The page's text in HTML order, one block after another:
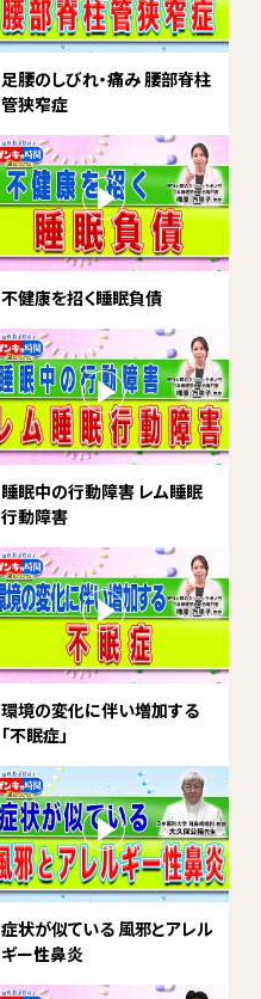
足腰のしびれ・痛み 腰部脊柱
管狭窄症
不健康を招く睡眠負債
睡眠中の行動障害 レム睡眠
行動障害
環境の変化に伴い増加する
「不眠症」
症状が似ている 風邪とアレル
ギー性鼻炎